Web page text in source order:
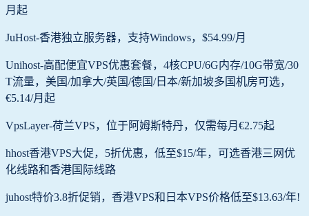
月起
JuHost-香港独立服务器，支持Windows，$54.99/月
Unihost-高配便宜VPS优惠套餐，4核CPU/6G内存/10G带宽/30
T流量，美国/加拿大/英国/德国/日本/新加坡多国机房可选，
€5.14/月起
VpsLayer-荷兰VPS，位于阿姆斯特丹，仅需每月€2.75起
hhost香港VPS大促，5折优惠，低至$15/年，可选香港三网优
化线路和香港国际线路
juhost特价3.8折促销，香港VPS和日本VPS价格低至$13.63/年!